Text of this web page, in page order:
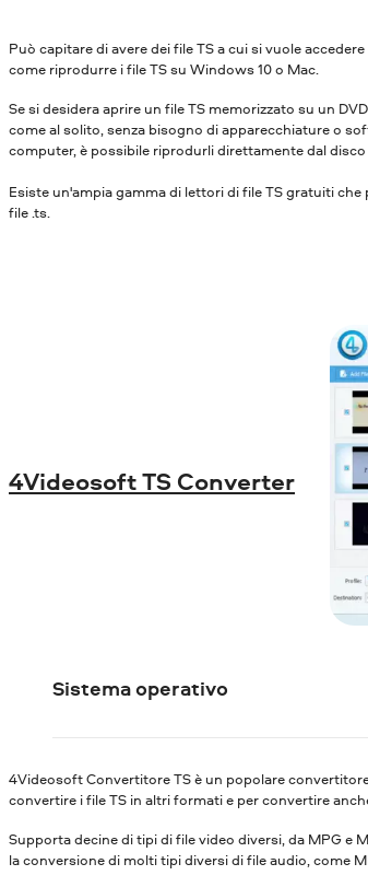
Può capitare di avere dei file TS a cui si vuole
come riprodurre i file TS su Windows 10 o Mac.
Se si desidera aprire un file TS memorizzato su un
come al solito, senza bisogno di apparecchiature o
computer, è possibile riprodurli direttamente dal
Esiste un'ampia gamma di lettori di file TS gratuiti
file .ts.
4Videosoft TS Converter
Sistema operativo
4Videosoft Convertitore TS è un popolare
convertire i file TS in altri formati e per convertire
Supporta decine di tipi di file video diversi, da MPG e
la conversione di molti tipi diversi di file audio, come